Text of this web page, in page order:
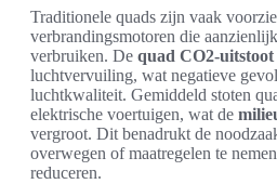
Traditionele quads zijn vaak
verbrandingsmotoren die
verbruiken. De quad CO2-uitstoot
luchtvervuiling, wat negatieve
luchtkwaliteit. Gemiddeld stoten
elektrische voertuigen, wat de
vergroot. Dit benadrukt de
overwegen of maatregelen te
reduceren.